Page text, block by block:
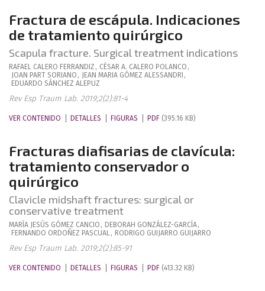
Fractura de escápula. Indicaciones
de tratamiento quirúrgico
Scapula fracture. Surgical treatment indications
RAFAEL CALERO FERRANDIZ , CÉSAR A. CALERO POLANCO ,
JOAN PART SORIANO , JEAN MARIA GÓMEZ ALESSANDRI ,
EDUARDO SÁNCHEZ ALEPUZ
Rev Esp Traum Lab. 2019;2(2):81-4
VER CONTENIDO DETALLES FIGURAS PDF (395.16 KB)
Fracturas diafisarias de clavícula:
tratamiento conservador o
quirúrgico
Clavicle midshaft fractures: surgical or
conservative treatment
MARÍA JESÚS GÓMEZ CANCIO , DEBORAH GONZÁLEZ-GARCÍA,
FERNANDO ORDOÑEZ PASCUAL, RODRIGO GUIJARRO GUIJARRO
Rev Esp Traum Lab. 2019;2(2):85-91
VER CONTENIDO DETALLES FIGURAS PDF (413.32 KB)